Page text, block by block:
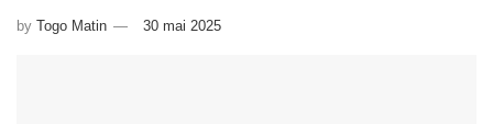
by Togo Matin 30 mai 2025